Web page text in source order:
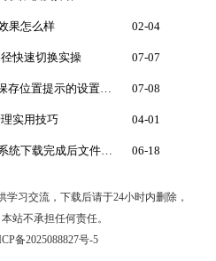
果怎么样 02-04
快速切换实操 07-07
google浏览器下载频繁弹出保存位置提示的设置方法 07-08
实用技巧 04-01
谷歌浏览器下载安装包安卓系统下载完成后文件被误删恢复 06-18
习交流，下载后请于24小时内删除，
站不承担任何责任。
备2025088827号-5